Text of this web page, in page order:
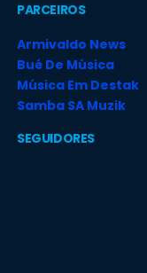
PARCEIROS
Armivaldo News
Bué De Música
Música Em Destak
Samba SA Muzik
SEGUIDORES